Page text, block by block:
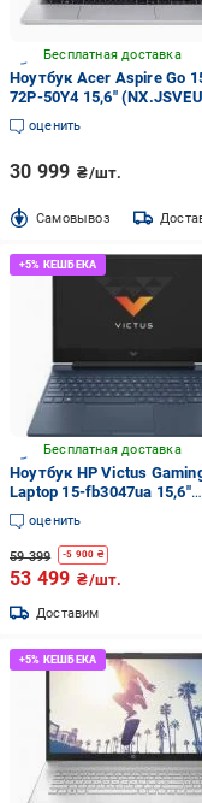
Бесплатная доставка
Ноутбук Acer Aspire Go
72P-50Y4 15,6"
pure silver
оценить
30 999 ₴/шт.
Cамовывоз
Бесплатная доставка
Ноутбук HP Victus
Laptop 15-fb3047ua 15,6"
(BV8X9EA) performance
оценить
59 399 -5 900 ₴
53 499 ₴/шт.
Доставим